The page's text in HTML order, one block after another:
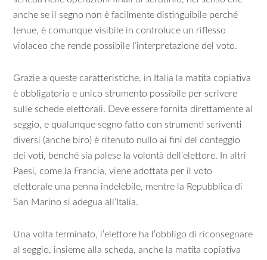
anche se il segno non è facilmente distinguibile perché
tenue, è comunque visibile in controluce un riflesso
violaceo che rende possibile l’interpretazione del voto.
Grazie a queste caratteristiche, in Italia la matita copiativa
è obbligatoria e unico strumento possibile per scrivere
sulle schede elettorali. Deve essere fornita direttamente al
seggio, e qualunque segno fatto con strumenti scriventi
diversi (anche biro) è ritenuto nullo ai fini del conteggio
dei voti, benché sia palese la volontà dell’elettore. In altri
Paesi, come la Francia, viene adottata per il voto
elettorale una penna indelebile, mentre la Repubblica di
San Marino si adegua all’Italia.
Una volta terminato, l’elettore ha l’obbligo di riconsegnare
al seggio, insieme alla scheda, anche la matita copiativa